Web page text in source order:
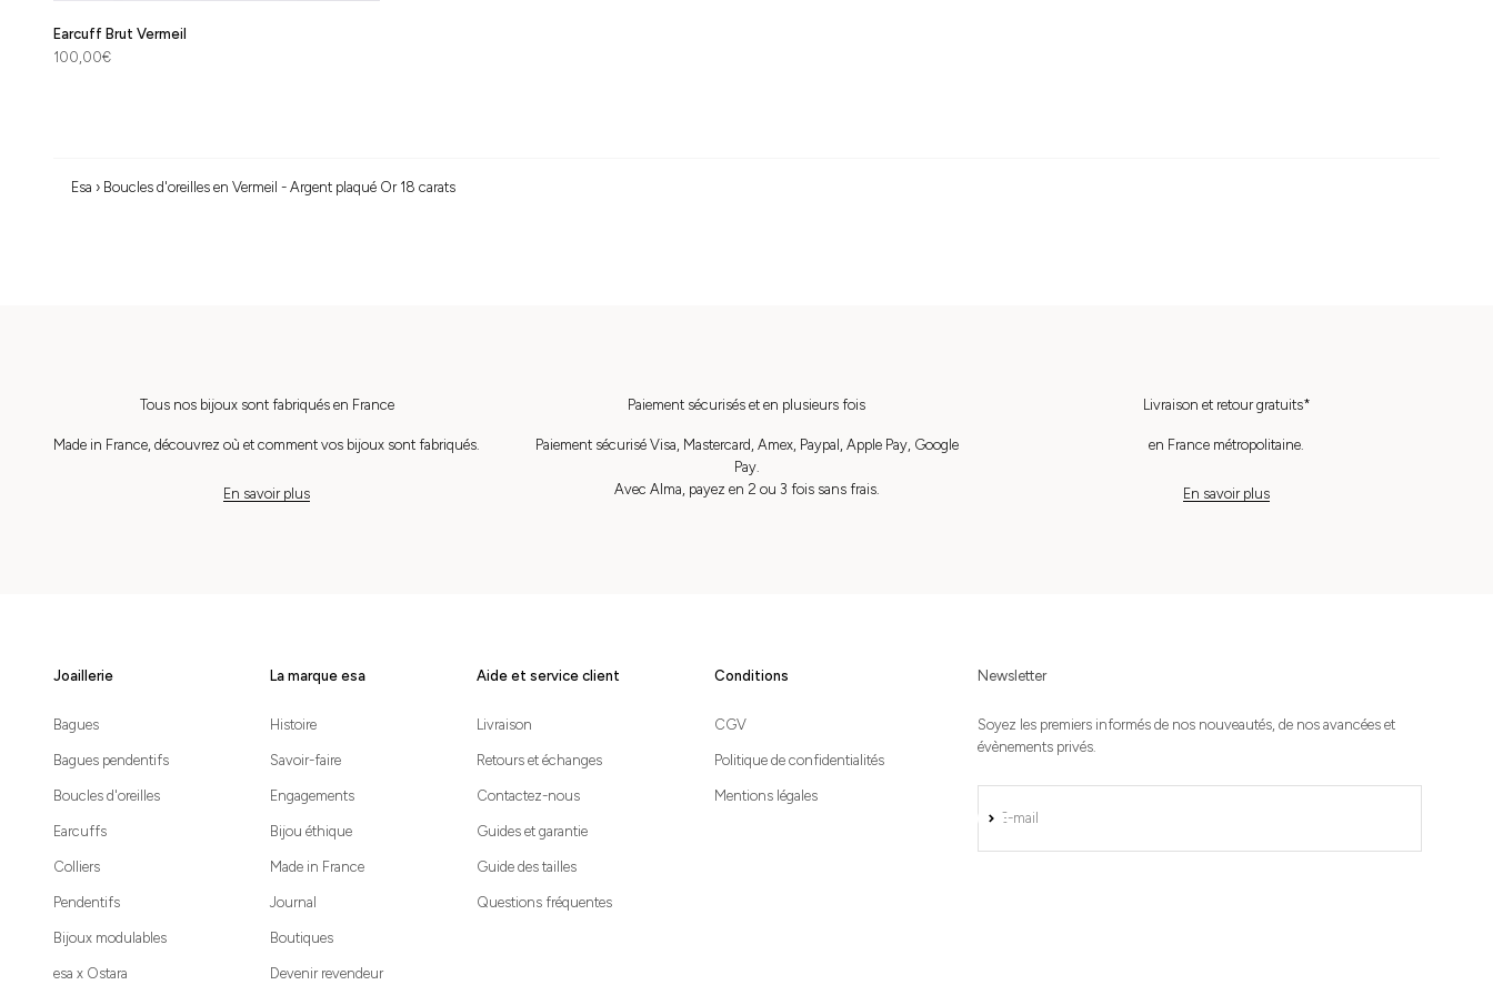
Earcuff Brut Vermeil
Prix de vente
100,00€
Esa › Boucles d'oreilles en Vermeil - Argent plaqué Or 18 carats
Tous nos bijoux sont fabriqués en France
Made in France, découvrez où et comment vos bijoux sont fabriqués.
En savoir plus
Paiement sécurisés et en plusieurs fois
Paiement sécurisé Visa, Mastercard, Amex, Paypal, Apple Pay, Google
Pay.
Avec Alma, payez en 2 ou 3 fois sans frais.
Livraison et retour gratuits*
en France métropolitaine.
En savoir plus
Joaillerie
Bagues
Bagues pendentifs
Boucles d'oreilles
Earcuffs
Colliers
Pendentifs
Bijoux modulables
esa x Ostara
La marque esa
Histoire
Savoir-faire
Engagements
Bijou éthique
Made in France
Journal
Boutiques
Devenir revendeur
Aide et service client
Livraison
Retours et échanges
Contactez-nous
Guides et garantie
Guide des tailles
Questions fréquentes
Conditions
CGV
Politique de confidentialités
Mentions légales
Newsletter
Soyez les premiers informés de nos nouveautés, de nos avancées et
évènements privés.
E-mail
S'inscrire